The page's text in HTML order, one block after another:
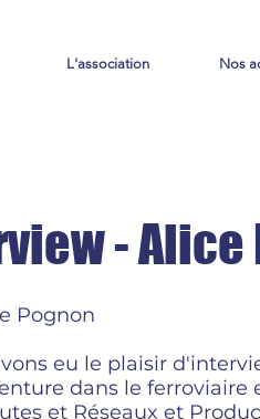
L'association Nos
- Alice
Pognon
eu le plaisir
dans le
et Réseaux et